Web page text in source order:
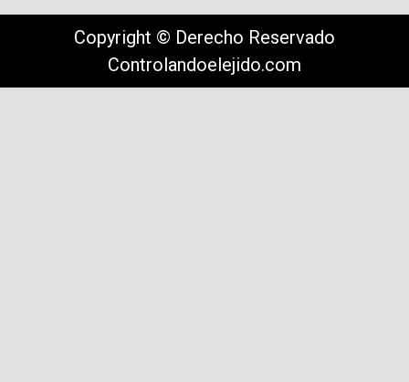
Copyright © Derecho Reservado
Controlandoelejido.com